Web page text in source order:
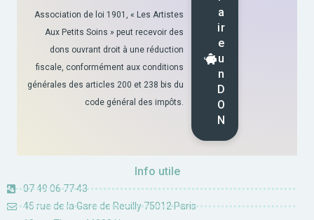
Association de loi 1901, « Les Artistes
Aux Petits Soins » peut recevoir des
dons ouvrant droit à une réduction
fiscale, conformément aux conditions
générales des articles 200 et 238 bis du
code général des impôts.
a
ir
e
u
n
D
O
N
Info utile
07 49 06 77 43
45 rue de la Gare de Reuilly 75012 Paris